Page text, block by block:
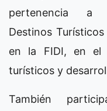
pertenencia
Destinos
en la FIDI, en el
turísticos y
También